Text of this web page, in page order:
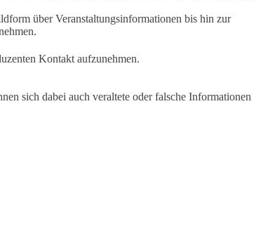
über Veranstaltungsinformationen bis hin zur
Kontakt aufzunehmen.
sich dabei auch veraltete oder falsche Informationen